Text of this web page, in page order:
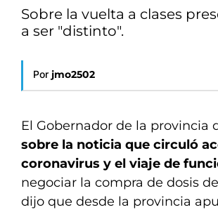
Sobre la vuelta a clases
a ser "distinto".
Por jmo2502
El Gobernador de la provincia
sobre la noticia que circuló
coronavirus y el viaje de
negociar la compra de dosis
dijo que desde la provincia